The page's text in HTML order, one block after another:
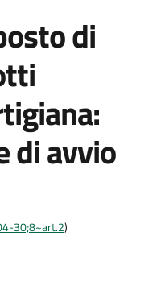
di
di avvio
30;8~art.2)